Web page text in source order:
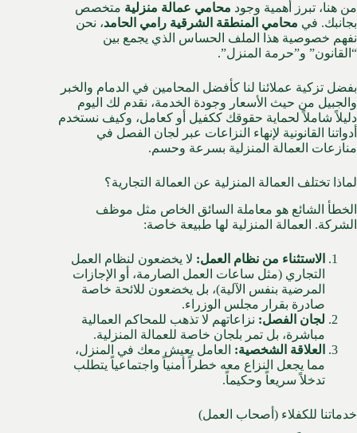
من هنا، تبرز أهمية وجود محامي عمالة منزلية متخصص
بجانبك. في محامي المنطقة الشرقية رامي الحامد، نحن
نفهم خصوصية هذا الملف الحساس الذي يجمع بين
“القانون” و”حرمة المنزل”.
بفضل تزكية عملائنا لنا كأفضل المحامين في الدمام والخبر
والجبيل من حيث الأسعار وجودة الخدمة، نقدم لك اليوم
دليلاً شاملاً لحماية حقوقك ككفيل أو كعامل، وكيف نستخدم
أدواتنا القانونية لإنهاء النزاعات عبر لجان الفصل في
منازعات العمالة المنزلية بسرعة وحسم.
لماذا تختلف العمالة المنزلية عن العمالة التجارية؟
الخطأ الشائع هو معاملة السائق الخاص مثل موظف
الشركة. العمالة المنزلية لها طبيعة خاصة:
الاستثناء من نظام العمل: لا يخضعون لنظام العمل
التجاري (مثل ساعات العمل الصارمة، أو الإجازات
المرضية بنفس الآلية)، بل يخضعون للائحة خاصة
صادرة بقرار مجلس الوزراء.
لجان الفصل: نزاعاتهم لا تذهب للمحاكم العمالية
مباشرة، بل تمر بلجان خاصة للعمالة المنزلية.
العلاقة الشخصية: العامل يعيش معك في المنزل،
مما يجعل النزاع معه خطراً أمنياً واجتماعياً يتطلب
تدخلاً سريعاً وحكيماً.
خدماتنا للكفلاء (أصحاب العمل)